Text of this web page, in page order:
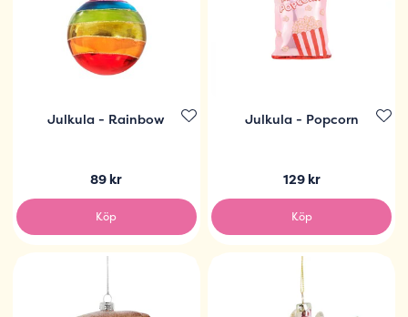
Julkula - Rainbow
89 kr
Köp
Julkula - Popcorn
129 kr
Köp